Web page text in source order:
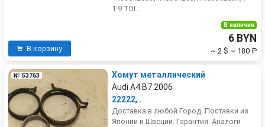
1.9 TDI. .
В корзину
В наличии
6 BYN
~ 2 $ ~ 180 ₽
№ 53763
Хомут металлический
Audi A4 B7 2006
22222, .
Доставка в любой Город. Поставки из
Японии и Швеции. Гарантия. Аналоги